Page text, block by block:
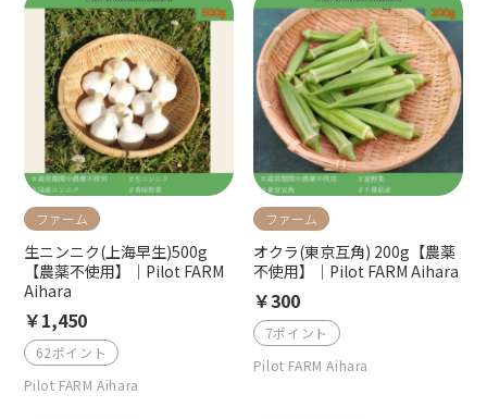
ファーム
生ニンニク(上海早生)500g
【農薬不使用】｜Pilot FARM
Aihara
￥1,450
62ポイント
Pilot FARM Aihara
ファーム
オクラ(東京互角) 200g【農薬
不使用】｜Pilot FARM Aihara
￥300
7ポイント
Pilot FARM Aihara